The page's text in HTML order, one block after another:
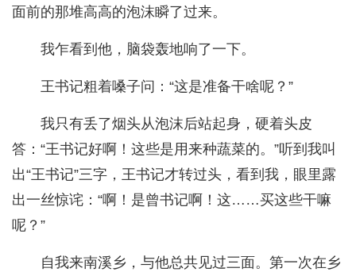
面前的那堆高高的泡沫瞬了过来。
我乍看到他，脑袋轰地响了一下。
王书记粗着嗓子问：“这是准备干啥呢？”
我只有丢了烟头从泡沫后站起身，硬着头皮
答：“王书记好啊！这些是用来种蔬菜的。”听到我叫
出“王书记”三字，王书记才转过头，看到我，眼里露
出一丝惊诧：“啊！是曾书记啊！这……买这些干嘛
呢？”
自我来南溪乡，与他总共见过三面。第一次在乡